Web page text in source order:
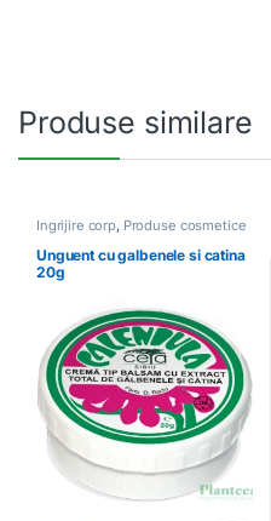
Produse similare
Ingrijire corp, Produse cosmetice
Unguent cu galbenele si catina
20g